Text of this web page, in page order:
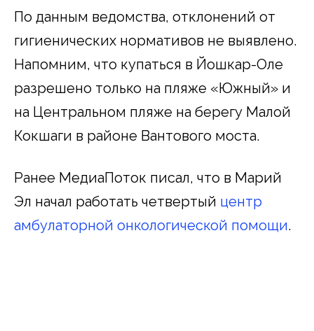
По данным ведомства, отклонений от
гигиенических нормативов не выявлено.
Напомним, что купаться в Йошкар-Оле
разрешено только на пляже «Южный» и
на Центральном пляже на берегу Малой
Кокшаги в районе Вантового моста.
Ранее МедиаПоток писал, что в Марий
Эл начал работать четвертый центр
амбулаторной онкологической помощи.